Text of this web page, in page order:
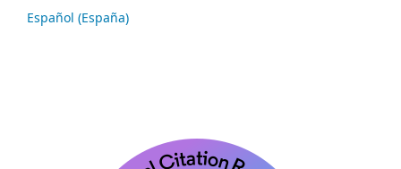
Español (España)